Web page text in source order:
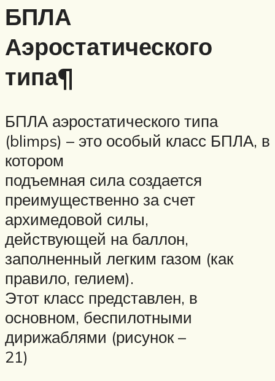
БПЛА
Аэростатического
типа¶
БПЛА аэростатического типа
(blimps) – это особый класс БПЛА, в
котором
подъемная сила создается
преимущественно за счет
архимедовой силы,
действующей на баллон,
заполненный легким газом (как
правило, гелием).
Этот класс представлен, в
основном, беспилотными
дирижаблями (рисунок –
21)